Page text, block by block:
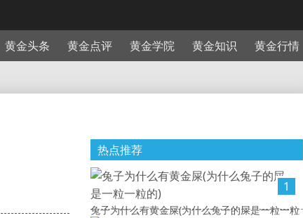
黄金头条 黄金点评 黄金学院 黄金知识 黄金行情
热点推荐
1
兔子为什么有黄金屎(为什么兔子的屎是一粒一粒